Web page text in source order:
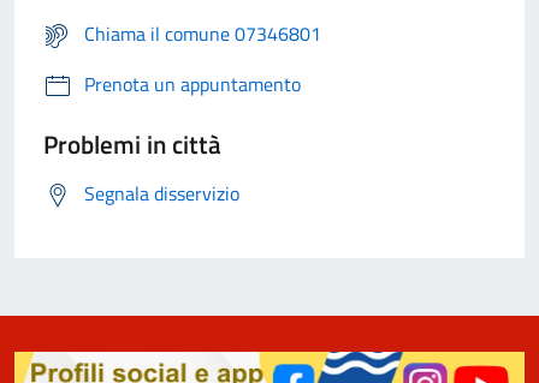
Chiama il comune 07346801
Prenota un appuntamento
Problemi in città
Segnala disservizio